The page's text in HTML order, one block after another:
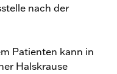
nach der
Patienten kann in
Halskrause